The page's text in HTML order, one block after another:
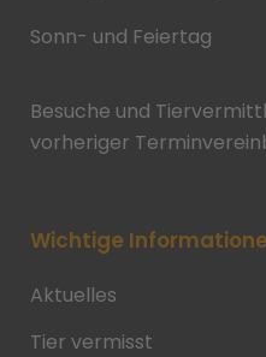
Sonn- und Feiertag
Besuche und
vorheriger
Wichtige
Aktuelles
Tier vermisst